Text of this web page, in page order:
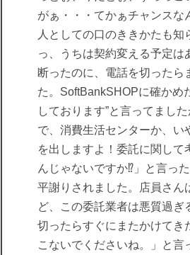
がぁ・・・てかぁチャンスな
人としての口のききかたも知
っ、うちは契約変える予定は
断ったのに、電話を切ったら
た。SoftBankSHOPに確かめ
しております”と言ってまし
で、消費生活センターか、い
を出しますよ！委託に関して
んじゃないですか⁉」と言っ
平謝りされました。店員さん
ど、この委託業者は悪質過ぎ
切ったらすぐにまたかけてき
こないでくださいね。」と言